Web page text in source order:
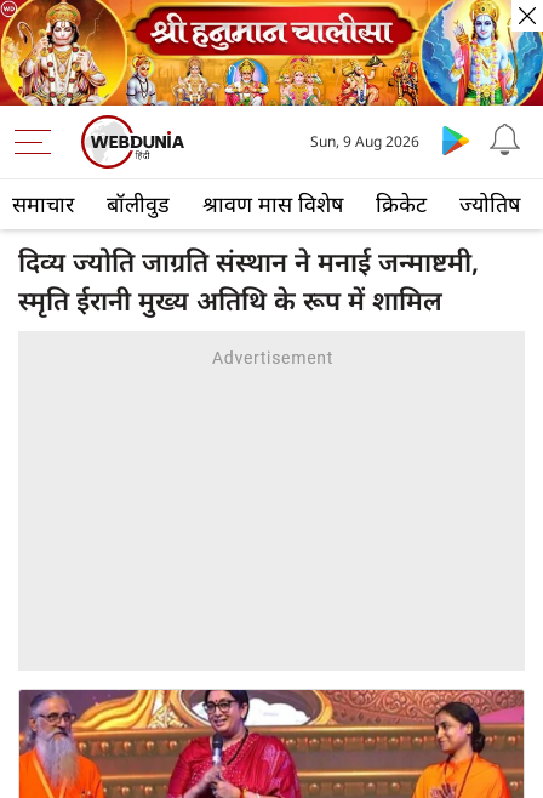
समाचार बॉलीवुड श्रावण मास विशेष क्रिकेट ज्योतिष
Sun, 9 Aug 2026
दिव्य ज्योति जाग्रति संस्थान ने मनाई जन्माष्टमी,
स्मृति ईरानी मुख्य अतिथि के रूप में शामिल